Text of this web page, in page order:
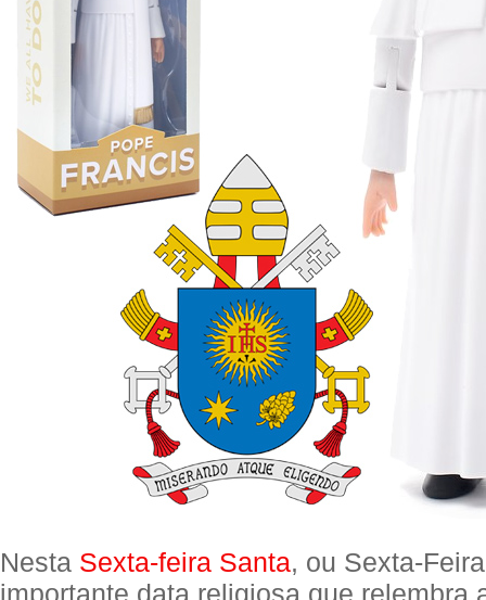
Nesta Sexta-feira Santa, ou Sexta-
importante data religiosa que relembra